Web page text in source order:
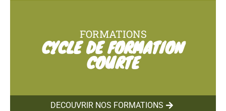
FORMATIONS
CYCLE DE FORMATION
COURTE
DÉCOUVRIR NOS FORMATIONS